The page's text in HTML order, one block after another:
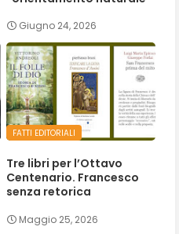
Giugno 24, 2026
FATTI EDITORIALI
Tre libri per l’Ottavo
Centenario. Francesco
senza retorica
Maggio 25, 2026